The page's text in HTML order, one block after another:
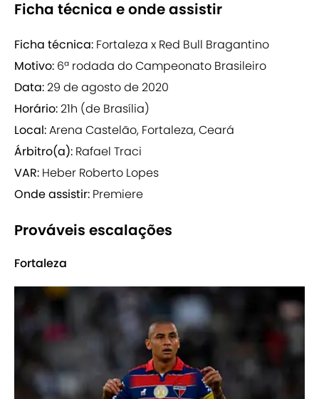
Ficha técnica e onde assistir
Ficha técnica: Fortaleza x Red Bull Bragantino
Motivo: 6ª rodada do Campeonato Brasileiro
Data:29 de agosto de 2020
Horário:21h (de Brasília)
Local:Arena Castelão, Fortaleza, Ceará
Árbitro(a): Rafael Traci
VAR: Heber Roberto Lopes
Onde assistir: Premiere
Prováveis escalações
Fortaleza